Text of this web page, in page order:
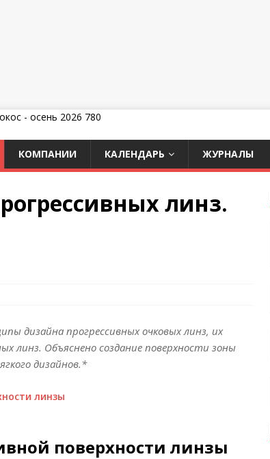
КОМПАНИИ КАЛЕНДАРЬ ЖУРНАЛЫ
линз.
дизайна прогрессивных очковых линз, их
линз. Объяснено создание поверхности зоны
дизайнов.*
линзы
поверхности линзы